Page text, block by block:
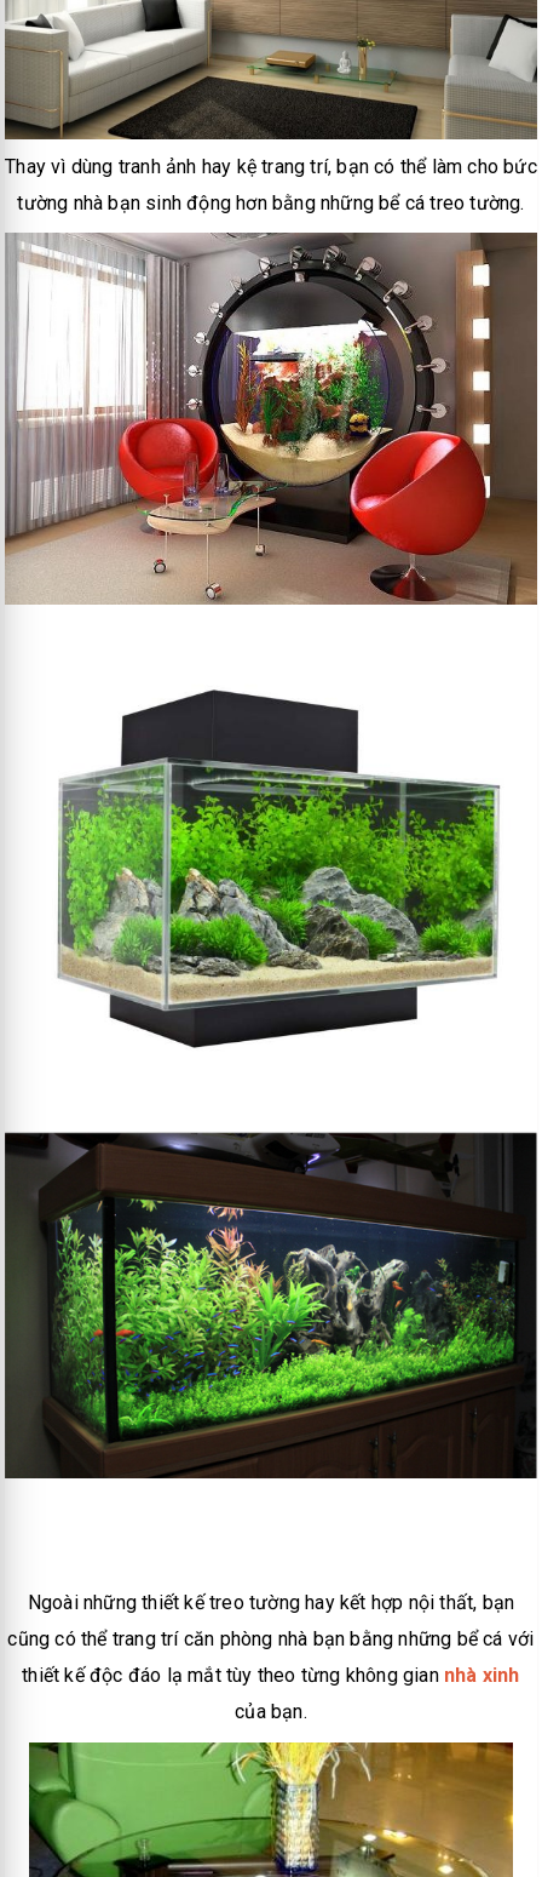
Thay vì dùng tranh ảnh hay kệ trang trí, bạn có thể làm cho bức
tường nhà bạn sinh động hơn bằng những bể cá treo tường.
Ngoài những thiết kế treo tường hay kết hợp nội thất, bạn
cũng có thể trang trí căn phòng nhà bạn bằng những bể cá với
thiết kế độc đáo lạ mắt tùy theo từng không gian nhà xinh
của bạn.